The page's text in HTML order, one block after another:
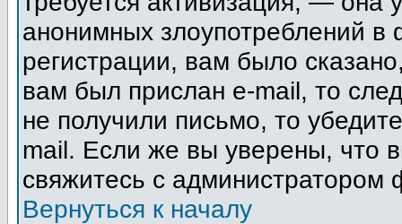
анонимных злоупотреблений
регистрации, вам было
вам был прислан e-mail, то
не получили письмо, то
mail. Если же вы уверены, что
свяжитесь с администратором
Вернуться к началу